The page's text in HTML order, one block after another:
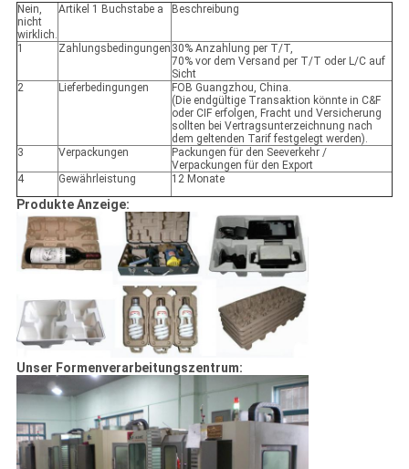
Nein,
nicht
wirklich.
Artikel 1 Buchstabe a Beschreibung
1 Zahlungsbedingungen 30% Anzahlung per T/T,
70% vor dem Versand per T/T oder L/C auf
Sicht
2
Lieferbedingungen
FOB Guangzhou, China.
(Die endgültige Transaktion könnte in C&F
oder CIF erfolgen, Fracht und Versicherung
sollten bei Vertragsunterzeichnung nach
dem geltenden Tarif festgelegt werden).
3
Verpackungen
Packungen für den Seeverkehr /
Verpackungen für den Export
4
Gewährleistung 12 Monate
Produkte Anzeige:
Unser Formenverarbeitungszentrum: